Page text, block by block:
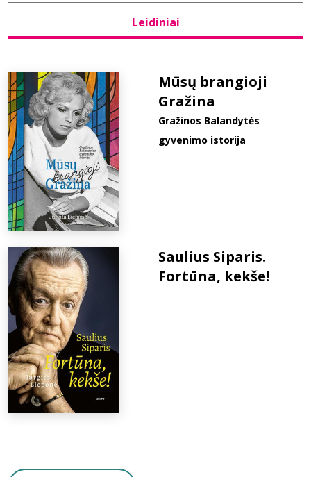
D.U.K.
Leidiniai
Mūsų brangioji
Gražina
Gražinos Balandytės
gyvenimo istorija
Saulius Siparis.
Fortūna, kekše!